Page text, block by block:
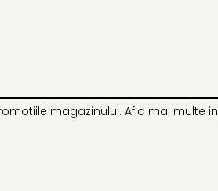
magazinului. Afla mai multe in